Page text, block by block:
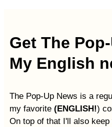
Get The
My English
The Pop-Up News is a
my favorite (ENGLISH!)
On top of that I'll also